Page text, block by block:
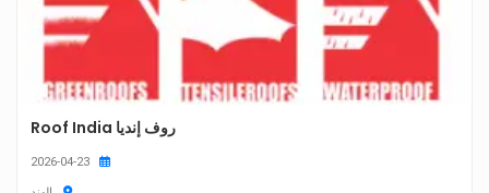
روف إنديا Roof India